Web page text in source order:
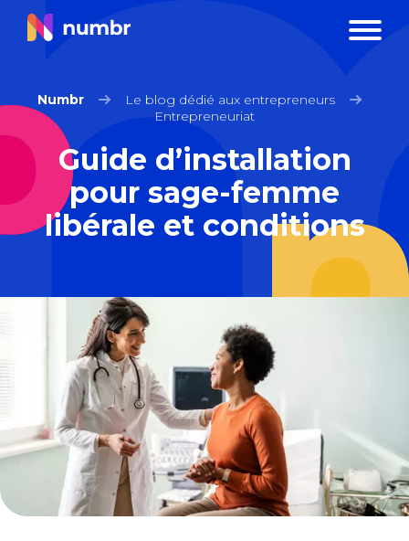
Numbr
Le blog dédié aux entrepreneurs
Entrepreneuriat
Guide d’installation
pour sage-femme
libérale et conditions